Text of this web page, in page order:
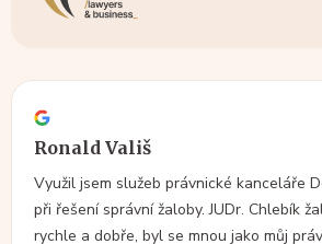
Ronald Vališ
Využil jsem služeb právnické kanceláře
při řešení správní žaloby. JUDr. Chlebík
rychle a dobře, byl se mnou jako můj